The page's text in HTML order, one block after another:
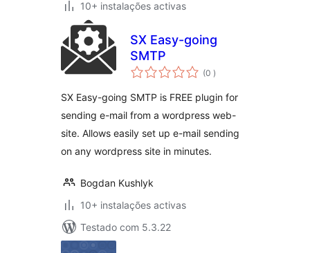
10+ instalações activas
SX Easy-going
SMTP
(0 classificações
)
SX Easy-going SMTP is FREE plugin for
sending e-mail from a wordpress web-
site. Allows easily set up e-mail sending
on any wordpress site in minutes.
Bogdan Kushlyk
10+ instalações activas
Testado com 5.3.22